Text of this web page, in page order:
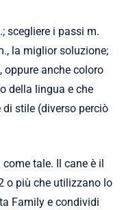
scegliere i passi m.
la miglior soluzione;
oppure anche coloro
della lingua e che
stile (diverso perciò
come tale. Il cane è il
o più che utilizzano lo
Family e condividi